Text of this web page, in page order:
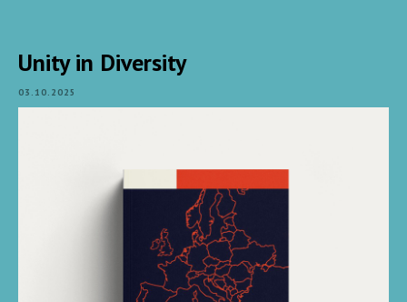
Unity in Diversity
03.10.2025